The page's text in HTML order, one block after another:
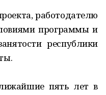
работодателю
программы и
республики
пять лет в